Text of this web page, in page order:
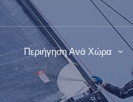
Περιήγηση Ανά Χώρα